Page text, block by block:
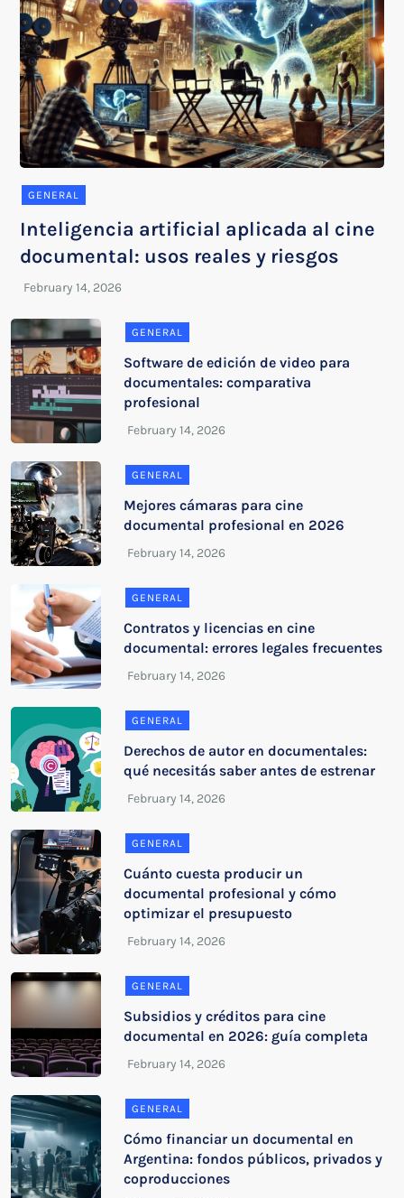
GENERAL
Inteligencia artificial aplicada al cine
documental: usos reales y riesgos
GENERAL
Software de edición de video para
documentales: comparativa
profesional
GENERAL
Mejores cámaras para cine
documental profesional en 2026
GENERAL
Contratos y licencias en cine
documental: errores legales frecuentes
GENERAL
Derechos de autor en documentales:
qué necesitás saber antes de estrenar
GENERAL
Cuánto cuesta producir un
documental profesional y cómo
optimizar el presupuesto
GENERAL
Subsidios y créditos para cine
documental en 2026: guía completa
GENERAL
Cómo financiar un documental en
Argentina: fondos públicos, privados y
coproducciones